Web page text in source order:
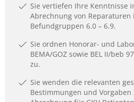
Sie vertiefen Ihre Kenntnisse
Abrechnung von Reparaturen
Befundgruppen 6.0 – 6.9.
Sie ordnen Honorar- und
BEMA/GOZ sowie BEL II/beb
zu.
Sie wenden die relevanten
Bestimmungen und Vorgaben